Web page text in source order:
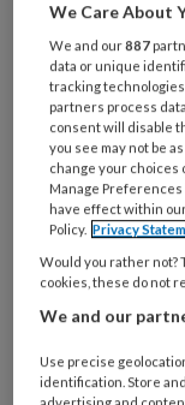
in Science
Zimmermann
dat
moleculaire
receptor is
calciumionen
elektrische
signaal wordt
zenuwcellen.
We Care About
We and our887
data or unique
tracking
partners process
consent will disable
you see may not be
change your choices
Manage Preferences
have effect within
Policy. Privacy
Would you rather not?
cookies, these do not
We and our
Use precise
identification. Store